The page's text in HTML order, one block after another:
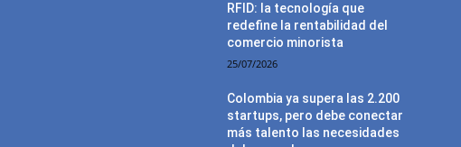
RFID: la tecnología que
redefine la rentabilidad del
comercio minorista
25/07/2026
Colombia ya supera las 2.200
startups, pero debe conectar
más talento las necesidades